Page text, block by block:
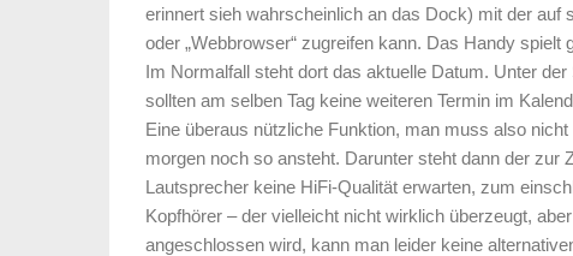
erinnert sieh wahrscheinlich an das Dock) mit der auf
oder „Webbrowser“ zugreifen kann. Das Handy
Im Normalfall steht dort das aktuelle Datum. Unter
sollten am selben Tag keine weiteren Termin im
Eine überaus nützliche Funktion, man muss also
morgen noch so ansteht. Darunter steht dann der zur
Lautsprecher keine HiFi-Qualität erwarten, zum
Kopfhörer – der vielleicht nicht wirklich überzeugt,
angeschlossen wird, kann man leider keine